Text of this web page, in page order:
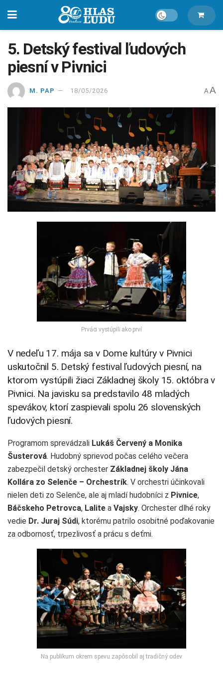
5. Detský festival ľudových
piesní v Pivnici
M. PAP 18/05/2026 A A
Prváci vystúpili ako prví
V nedeľu 17. mája sa v Dome kultúry v Pivnici
uskutočnil 5. Detský festival ľudových piesní, na
ktorom vystúpili žiaci Základnej školy 15. októbra v
Pivnici. Na javisku sa predstavilo 48 mladých
spevákov, ktorí zaspievali spolu 26 slovenských
ľudových piesní.
Programom sprevádzali Lukáš Červený a Monika
Šusterová. Hudobný sprievod počas celého večera
zabezpečil detský orchester Základnej školy Jána
Kollára zo Selenče – Orchestrík. V orchestri účinkovali
nielen deti zo Selenče, ale aj mladí hudobníci z Pivnice,
Báčskeho Petrovca, Lalite a Vajsky. Orchester dlhé roky
vedie Dr. Juraj Súdi, ktorému patrilo osobitné poďakovanie
za odbornosť, trpezlivosť a prácu s deťmi.
Na publikum okrem spevu zapôsobil aj tradičný odev